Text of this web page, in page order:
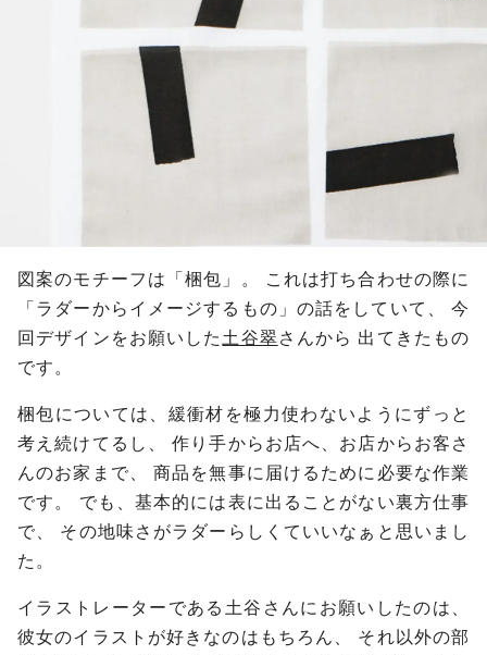
図案のモチーフは「梱包」。
これは打ち合わせの際に
「ラダーからイメージするもの」の話をしていて、 今
回デザインをお願いした 土谷翠さんから 出てきたもの
です。
梱包については、緩衝材を極力使わないようにずっと
考え続けてるし、作り手からお店へ、お店からお客さ
んのお家まで、 商品を無事に届けるために必要な作業
です。 でも、基本的には表に出ることがない裏方仕事
で、 その地味さがラダーらしくていいなぁと思いまし
た。
イラストレーターである土谷さんにお願いしたのは、
彼女のイラストが好きなのはもちろん、 それ以外の部